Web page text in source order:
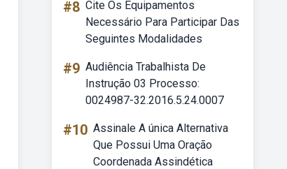
#8 Cite Os Equipamentos
Necessário Para Participar Das
Seguintes Modalidades
#9 Audiência Trabalhista De
Instrução 03 Processo:
0024987-32.2016.5.24.0007
#10 Assinale A única Alternativa
Que Possui Uma Oração
Coordenada Assindética